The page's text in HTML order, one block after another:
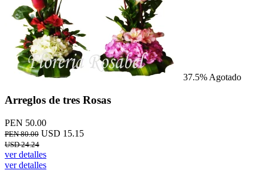
37.5% Agotado
Arreglos de tres Rosas
PEN 50.00
PEN 80.00 USD 15.15
USD 24.24
ver detalles
ver detalles